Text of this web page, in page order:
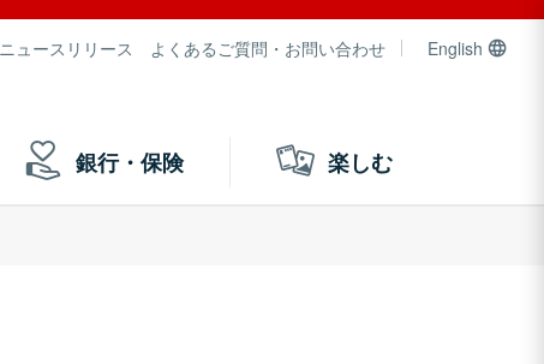
ニュースリリース よくあるご質問・お問い合わせ English
銀行・保険 楽しむ